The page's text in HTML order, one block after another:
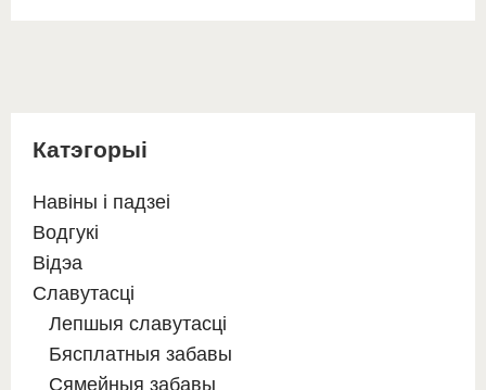
Катэгорыі
Навіны і падзеі
Водгукі
Відэа
Славутасці
Лепшыя славутасці
Бясплатныя забавы
Сямейныя забавы